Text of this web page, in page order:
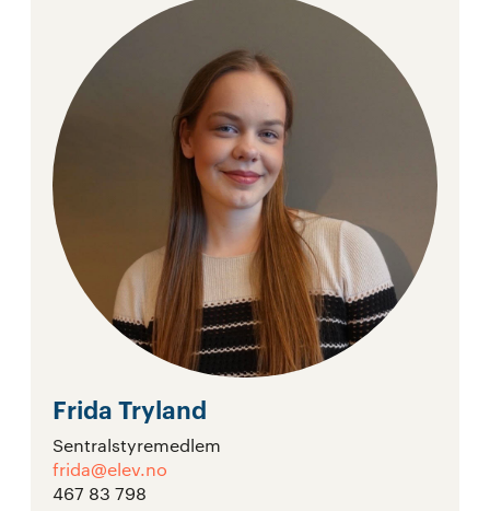
Frida Tryland
Sentralstyremedlem
frida@elev.no
467 83 798